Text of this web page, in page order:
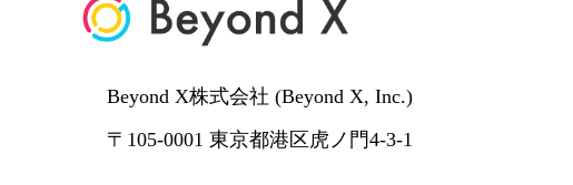
Beyond X株式会社 (Beyond X, Inc.)
〒105-0001 東京都港区虎ノ門4-3-1